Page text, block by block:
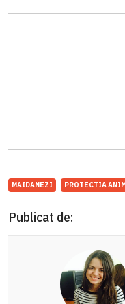
MAIDANEZI PROTECTIA
Publicat de: